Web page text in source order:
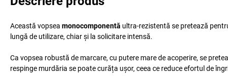
Această vopsea monocomponentă ultra-rezistentă se pretează
lungă de utilizare, chiar și la solicitare intensă.
Ca vopsea robustă de marcare, cu putere mare de acoperire, se
respinge murdăria se poate curăța ușor, ceea ce reduce efortul de